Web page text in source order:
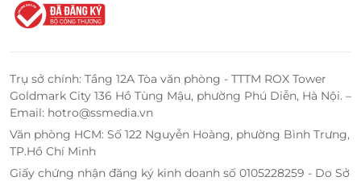
Trụ sở chính: Tầng 12A Tòa văn phòng - TTTM ROX Tower
Goldmark City 136 Hồ Tùng Mậu, phường Phú Diễn, Hà Nội. –
Email: hotro@ssmedia.vn
Văn phòng HCM: Số 122 Nguyễn Hoàng, phường Bình Trưng,
TP.Hồ Chí Minh
Giấy chứng nhận đăng ký kinh doanh số 0105228259 - Do Sở